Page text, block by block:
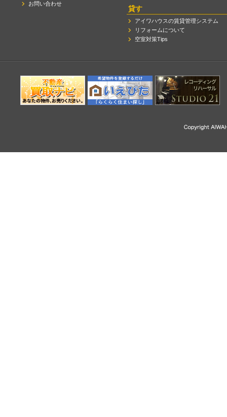
お問い合わせ
貸す
アイワハウスの賃貸管理システム
リフォームについて
空室対策Tips